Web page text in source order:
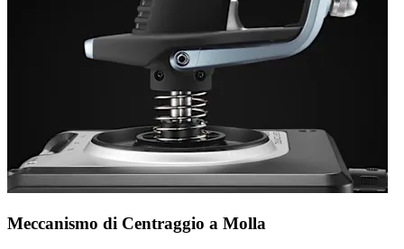
Meccanismo di Centraggio a Molla